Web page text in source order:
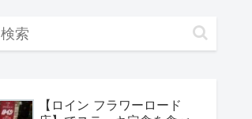
【ロイン フラワーロード